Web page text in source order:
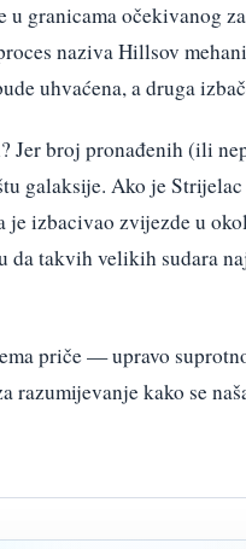
u granicama očekivanog
naziva Hillsov
uhvaćena, a druga
Jer broj pronađenih (ili
galaksije. Ako je
je izbacivao zvijezde u
da takvih velikih sudara
priče — upravo
razumijevanje kako se